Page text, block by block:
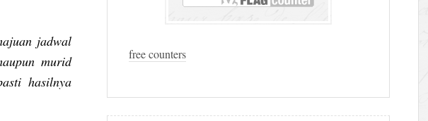
jadwal
murid
hasilnya
free counters